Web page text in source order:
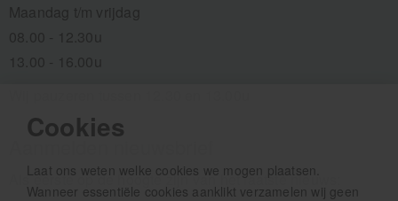
Cookies
Laat ons weten welke cookies we mogen plaatsen.
Wanneer essentiële cookies aanklikt verzamelen wij geen
Als eerste op de hoogte zijn van het laatste nieuws: